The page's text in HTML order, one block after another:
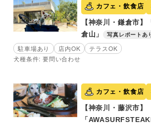
カフェ・飲食店
【神奈川・鎌倉市
倉山」
写真レポートあ
駐車場あり 店内OK
テラスOK
犬種条件: 要問い合わせ
カフェ・飲食店
【神奈川・藤沢市】
「